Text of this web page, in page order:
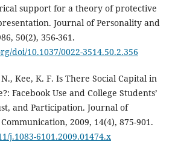
support for a theory of protective
Journal of Personality and
50(2), 356-361.
doi/10.1037/0022-3514.50.2.356
Kee, K. F. Is There Social Capital in
Facebook Use and College Students’
and Participation. Journal of
2009, 14(4), 875-901.
j.1083-6101.2009.01474.x